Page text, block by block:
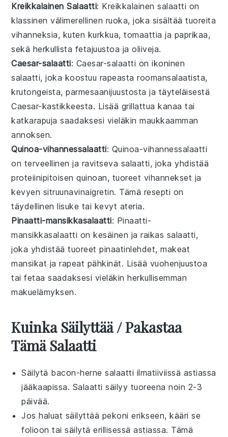
Kreikkalainen Salaatti: Kreikkalainen salaatti on
klassinenvälimerellinen ruoka, joka sisältää tuoreita
vihanneksia, kuten kurkkua, tomaattia ja paprikaa,
sekä herkullista fetajuustoa ja oliiveja.
Caesar-salaatti: Caesar-salaatti on ikoninen
salaatti, joka koostuu rapeasta roomansalaatista,
krutongeista, parmesaanijuustosta ja täyteläisestä
Caesar-kastikkeesta. Lisää grillattua kanaa tai
katkarapuja saadaksesi vieläkin maukkaamman
annoksen.
Quinoa-vihannessalaatti: Quinoa-vihannessalaatti
on terveellinen ja ravitseva salaatti, joka yhdistää
proteiinipitoisen quinoan, tuoreet vihannekset ja
kevyen sitruunavinaigretin. Tämä resepti on
täydellinen lisuke tai kevyt ateria.
Pinaatti-mansikkasalaatti: Pinaatti-
mansikkasalaatti on kesäinen ja raikas salaatti,
joka yhdistää tuoreet pinaatinlehdet, makeat
mansikat ja rapeat pähkinät. Lisää vuohenjuustoa
tai fetaa saadaksesi vieläkin herkullisemman
makuelämyksen.
Kuinka Säilyttää / Pakastaa
Tämä Salaatti
Säilytä bacon-herne salaatti ilmatiiviissä astiassa
jääkaapissa. Salaatti säilyy tuoreena noin 2-3
päivää.
Jos haluat säilyttää pekoni erikseen, kääri se
folioon tai säilytä erillisessä astiassa. Tämä